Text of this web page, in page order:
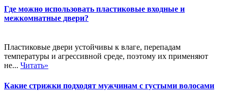
Где можно использовать пластиковые входные и
межкомнатные двери?
Пластиковые двери устойчивы к влаге, перепадам
температуры и агрессивной среде, поэтому их применяют
не... Читать»
Какие стрижки подходят мужчинам с густыми волосами